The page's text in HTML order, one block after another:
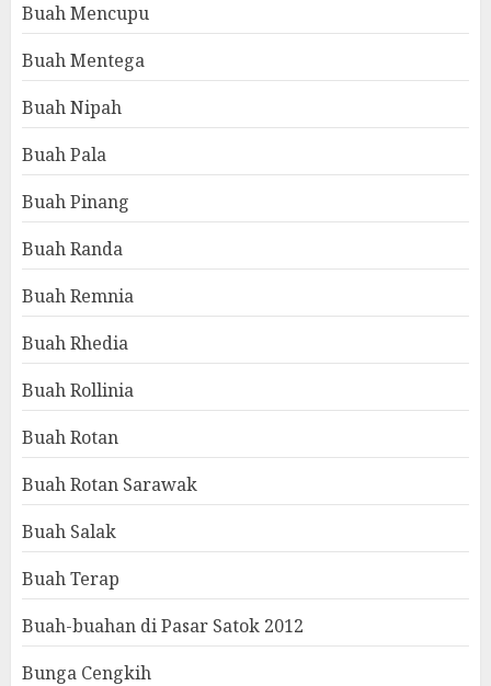
Buah Mencupu
Buah Mentega
Buah Nipah
Buah Pala
Buah Pinang
Buah Randa
Buah Remnia
Buah Rhedia
Buah Rollinia
Buah Rotan
Buah Rotan Sarawak
Buah Salak
Buah Terap
Buah-buahan di Pasar Satok 2012
Bunga Cengkih